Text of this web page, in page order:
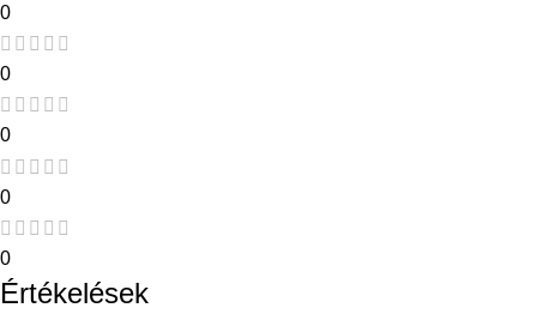
0
0
0
0
0
Értékelések